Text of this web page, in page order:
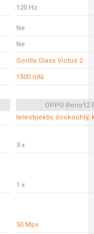
120 Hz
Ne
Ne
Gorilla Glass Victus 2
1500 nitů
OPPO Reno12
teleobjektiv, širokoúhlý,
3 x
1 x
50 Mpx